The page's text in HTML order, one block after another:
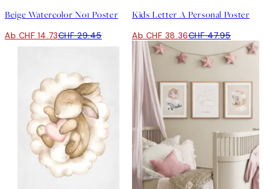
Beige Watercolor No1 Poster
Ab CHF 14.73CHF 29.45
Kids Letter A Personal Poster
Ab CHF 38.36CHF 47.95